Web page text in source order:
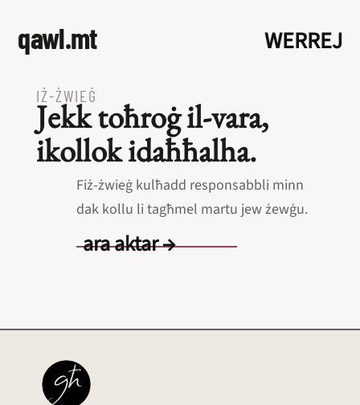
qawl.mt WERREJ
IŻ‑ŻWIEĠ
Jekk toħroġ il‑vara,
ikollok idaħħalha.
Fiż‑żwieġ kulħadd responsabbli minn
dak kollu li tagħmel martu jew żewġu.
ara aktar →